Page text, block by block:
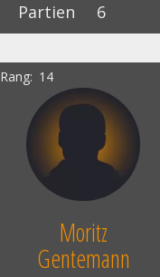
Partien
6
Rang 14
Moritz
Gentemann